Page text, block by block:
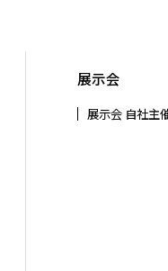
展示会
展示会 自社主